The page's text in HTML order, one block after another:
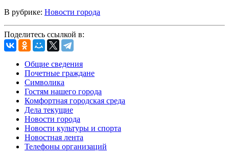
В рубрике: Новости города
Поделитесь ссылкой в:
Общие сведения
Почетные граждане
Символика
Гостям нашего города
Комфортная городская среда
Дела текущие
Новости города
Новости культуры и спорта
Новостная лента
Телефоны организаций